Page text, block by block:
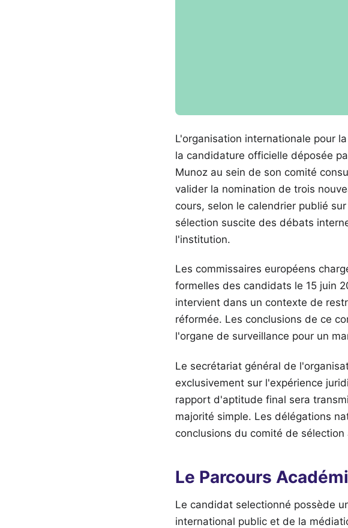
L'organisation internationale pour
la candidature officielle déposée
Munoz au sein de son comité
valider la nomination de trois
cours, selon le calendrier publié
sélection suscite des débats
l'institution.
Les commissaires européens
formelles des candidats le 15 juin
intervient dans un contexte de
réformée. Les conclusions de ce
l'organe de surveillance pour un
Le secrétariat général de
exclusivement sur l'expérience
rapport d'aptitude final sera
majorité simple. Les délégations
conclusions du comité de
Le Parcours
Le candidat selectionné possède
international public et de la